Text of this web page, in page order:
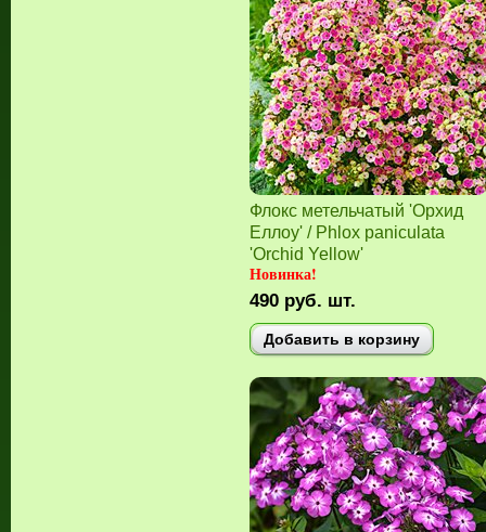
Флокс метельчатый 'Орхид
Еллоу' / Phlox paniculata
'Orchid Yellow'
Новинка!
490 руб. шт.
Добавить в корзину